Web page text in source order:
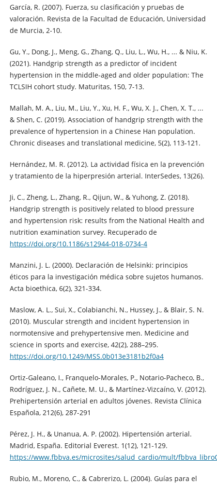
García, R. (2007). Fuerza, su clasificación y pruebas de
valoración. Revista de la Facultad de Educación, Universidad
de Murcia, 2-10.
Gu, Y., Dong, J., Meng, G., Zhang, Q., Liu, L., Wu, H., ... & Niu, K.
(2021). Handgrip strength as a predictor of incident
hypertension in the middle-aged and older population: The
TCLSIH cohort study. Maturitas, 150, 7-13.
Mallah, M. A., Liu, M., Liu, Y., Xu, H. F., Wu, X. J., Chen, X. T., ...
& Shen, C. (2019). Association of handgrip strength with the
prevalence of hypertension in a Chinese Han population.
Chronic diseases and translational medicine, 5(2), 113-121.
Hernández, M. R. (2012). La actividad física en la prevención
y tratamiento de la hiperpresión arterial. InterSedes, 13(26).
Ji, C., Zheng, L., Zhang, R., Qijun, W., & Yuhong, Z. (2018).
Handgrip strength is positively related to blood pressure
and hypertension risk: results from the National Health and
nutrition examination survey. Recuperado de
https://doi.org/10.1186/s12944-018-0734-4
Manzini, J. L. (2000). Declaración de Helsinki: principios
éticos para la investigación médica sobre sujetos humanos.
Acta bioethica, 6(2), 321-334.
Maslow, A. L., Sui, X., Colabianchi, N., Hussey, J., & Blair, S. N.
(2010). Muscular strength and incident hypertension in
normotensive and prehypertensive men. Medicine and
science in sports and exercise, 42(2), 288–295.
https://doi.org/10.1249/MSS.0b013e3181b2f0a4
Ortiz-Galeano, I., Franquelo-Morales, P., Notario-Pacheco, B.,
Rodríguez, J. N., Cañete, M. U., & Martínez-Vizcaíno, V. (2012).
Prehipertensión arterial en adultos jóvenes. Revista Clínica
Española, 212(6), 287-291
Pérez, J. H., & Unanua, A. P. (2002). Hipertensión arterial.
Madrid, España. Editorial Everest. 1(12), 121-129.
https://www.fbbva.es/microsites/salud_cardio/mult/
Rubio, M., Moreno, C., & Cabrerizo, L. (2004). Guías para el